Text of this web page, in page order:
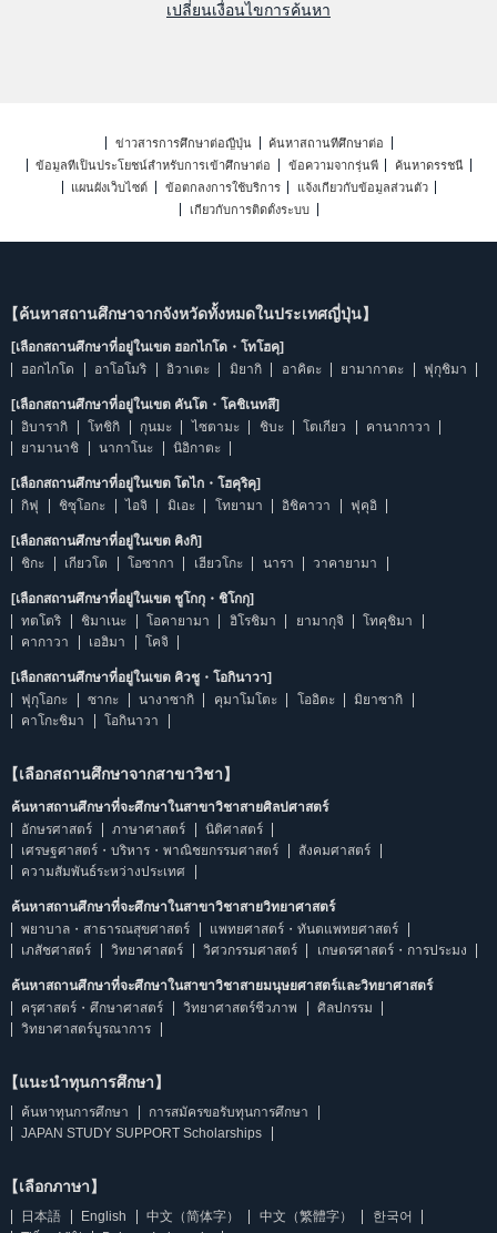
เปลี่ยนเงื่อนไขการค้นหา
ข่าวสารการศึกษาต่อญี่ปุ่น
ค้นหาสถานที่ศึกษาต่อ
ข้อมูลที่เป็นประโยชน์สำหรับการเข้าศึกษาต่อ
ข้อความจากรุ่นพี่
ค้นหาดรรชนี
แผนผังเว็บไซต์
ข้อตกลงการใช้บริการ
แจ้งเกี่ยวกับข้อมูลส่วนตัว
เกี่ยวกับการติดตั้งระบบ
【ค้นหาสถานศึกษาจากจังหวัดทั้งหมดในประเทศญี่ปุ่น】
[เลือกสถานศึกษาที่อยู่ในเขต ฮอกไกโด・โทโฮคุ]
ฮอกไกโด
อาโอโมริ อิวาเตะ มิยากิ อาคิตะ ยามากาตะ ฟุกุชิมา
[เลือกสถานศึกษาที่อยู่ในเขต คันโต・โคชิเนทสึ]
อิบารากิ
โทชิกิ กุนมะ ไซตามะ ชิบะ โตเกียว
คานากาวา
ยามานาชิ
นากาโนะ นิอิกาตะ
[เลือกสถานศึกษาที่อยู่ในเขต โตไก・โฮคุริคุ]
กิฟุ
ชิซุโอกะ ไอจิ มิเอะ โทยามา อิชิคาวา ฟุคุอิ
[เลือกสถานศึกษาที่อยู่ในเขต คิงกิ]
ชิกะ
เกียวโต โอซากา เฮียวโกะ นารา วาคายามา
[เลือกสถานศึกษาที่อยู่ในเขต ชูโกกุ・ชิโกกุ]
ทตโตริ
ชิมาเนะ โอคายามา ฮิโรชิมา ยามากุจิ
โทคุชิมา
คากาวา
เอฮิมา โคจิ
[เลือกสถานศึกษาที่อยู่ในเขต คิวชู・โอกินาวา]
ฟุกุโอกะ
ซากะ นางาซากิ คุมาโมโตะ โออิตะ
มิยาซากิ
คาโกะชิมา
โอกินาวา
【เลือกสถานศึกษาจากสาขาวิชา】
ค้นหาสถานศึกษาที่จะศึกษาในสาขาวิชาสายศิลปศาสตร์
อักษรศาสตร์
ภาษาศาสตร์
นิติศาสตร์
เศรษฐศาสตร์・บริหาร・พาณิชยกรรมศาสตร์
สังคมศาสตร์
ความสัมพันธ์ระหว่างประเทศ
ค้นหาสถานศึกษาที่จะศึกษาในสาขาวิชาสายวิทยาศาสตร์
พยาบาล・สาธารณสุขศาสตร์
แพทยศาสตร์・ทันตแพทยศาสตร์
เภสัชศาสตร์
วิทยาศาสตร์ วิศวกรรมศาสตร์ เกษตรศาสตร์・การประมง
ค้นหาสถานศึกษาที่จะศึกษาในสาขาวิชาสายมนุษยศาสตร์และวิทยาศาสตร์
ครุศาสตร์・ศึกษาศาสตร์
วิทยาศาสตร์ชีวภาพ
ศิลปกรรม
วิทยาศาสตร์บูรณาการ
【แนะนำทุนการศึกษา】
ค้นหาทุนการศึกษา
การสมัครขอรับทุนการศึกษา
JAPAN STUDY SUPPORT Scholarships
【เลือกภาษา】
日本語 English 中文（简体字） 中文（繁體字）
한국어